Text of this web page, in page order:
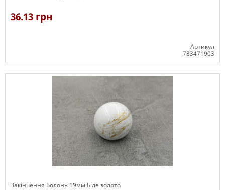
36.13 грн
Артикул
783471903
Закінчення Болонь 19мм Біле золото